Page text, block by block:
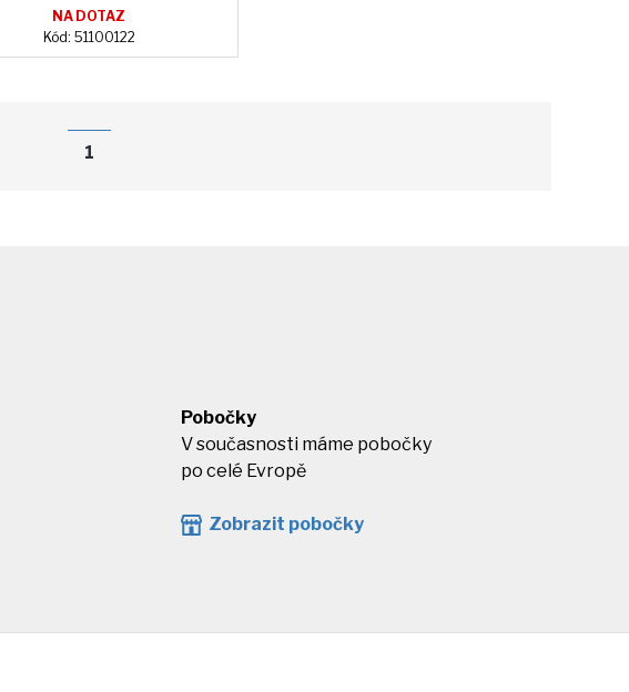
NA DOTAZ
Kód: 51100122
1
Pobočky
V současnosti máme pobočky
po celé Evropě
Zobrazit pobočky